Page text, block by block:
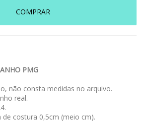
COMPRAR
PMG
não consta medidas no arquivo.
real.
de costura 0,5cm (meio cm).